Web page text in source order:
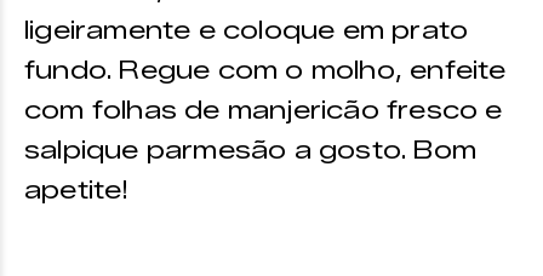
ligeiramente e coloque em prato
fundo. Regue com o molho, enfeite
com folhas de manjericão fresco e
salpique parmesão a gosto. Bom
apetite!